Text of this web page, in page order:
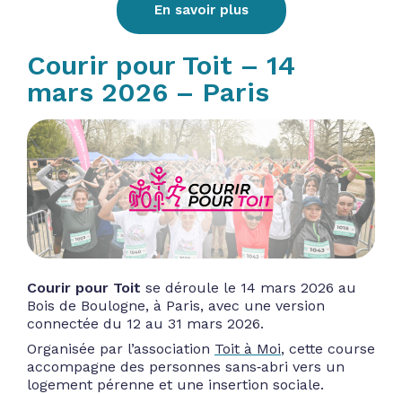
En savoir plus
Courir pour Toit – 14
mars 2026 – Paris
Courir pour Toit se déroule le 14 mars 2026 au
Bois de Boulogne, à Paris, avec une version
connectée du 12 au 31 mars 2026.
Organisée par l’association Toit à Moi, cette course
accompagne des personnes sans‑abri vers un
logement pérenne et une insertion sociale.